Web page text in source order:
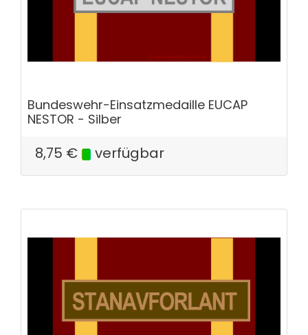
Bundeswehr-Einsatzmedaille EUCAP
NESTOR - Silber
8,75 € verfügbar